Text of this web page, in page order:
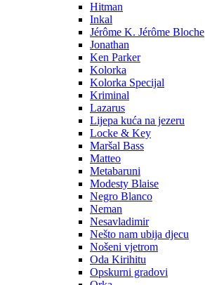
Hitman
Inkal
Jérôme K. Jérôme Bloche
Jonathan
Ken Parker
Kolorka
Kolorka Specijal
Kriminal
Lazarus
Lijepa kuća na jezeru
Locke & Key
Maršal Bass
Matteo
Metabaruni
Modesty Blaise
Negro Blanco
Neman
Nesavladimir
Nešto nam ubija djecu
Nošeni vjetrom
Oda Kirihitu
Opskurni gradovi